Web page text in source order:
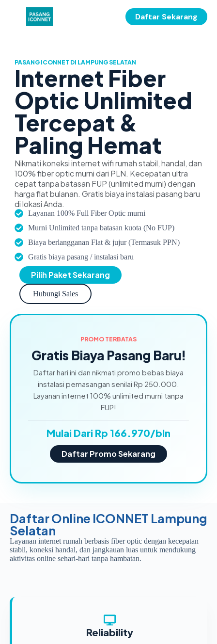
Daftar Sekarang
PASANG ICONNET DI LAMPUNG SELATAN
Internet Fiber
Optic Unlimited
Tercepat &
Paling Hemat
Nikmati koneksi internet wifi rumah stabil, handal, dan
100% fiber optic murni dari PLN. Kecepatan ultra
cepat tanpa batasan FUP (unlimited murni) dengan
harga flat bulanan. Gratis biaya instalasi pasang baru
di lokasi Anda.
Layanan 100% Full Fiber Optic murni
Murni Unlimited tanpa batasan kuota (No FUP)
Biaya berlangganan Flat & jujur (Termasuk PPN)
Gratis biaya pasang / instalasi baru
Pilih Paket Sekarang
Hubungi Sales
PROMO TERBATAS
Gratis Biaya Pasang Baru!
Daftar hari ini dan nikmati promo bebas biaya
instalasi pemasangan senilai Rp 250.000.
Layanan internet 100% unlimited murni tanpa
FUP!
Mulai Dari Rp 166.970/bln
Daftar Promo Sekarang
Daftar Online ICONNET Lampung
Selatan
Layanan internet rumah berbasis fiber optic dengan kecepatan
stabil, koneksi handal, dan jangkauan luas untuk mendukung
aktivitas online sehari-hari tanpa hambatan.
Reliability